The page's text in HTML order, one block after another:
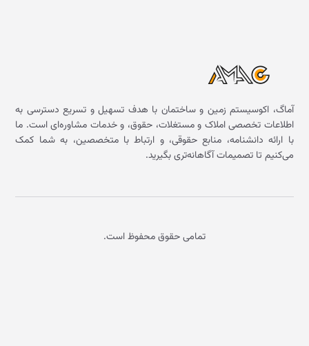
آماگ، اکوسیستم زمین و ساختمان با هدف تسهیل و تسریع دسترسی به
اطلاعات تخصصی املاک و مستغلات، حقوق، و خدمات مشاوره‌ای است. ما
با ارائه دانشنامه، منابع حقوقی، و ارتباط با متخصصین، به شما کمک
می‌کنیم تا تصمیمات آگاهانه‌تری بگیرید.
تمامی حقوق محفوظ است.